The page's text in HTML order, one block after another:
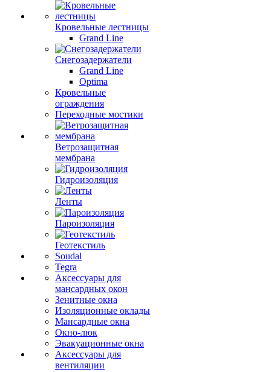
Кровельные лестницы
Grand Line
Снегозадержатели
Grand Line
Optima
Кровельные
ограждения
Переходные мостики
Ветрозащитная
мембрана
Гидроизоляция
Ленты
Пароизоляция
Геотекстиль
Soudal
Tegra
Аксессуары для
мансардных окон
Зенитные окна
Изоляционные оклады
Мансардные окна
Окно-люк
Эвакуационные окна
Аксессуары для
вентиляции